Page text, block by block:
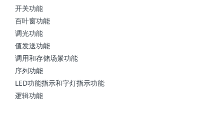
开关功能
百叶窗功能
调光功能
值发送功能
调用和存储场景功能
序列功能
LED功能指示和字灯指示功能
逻辑功能